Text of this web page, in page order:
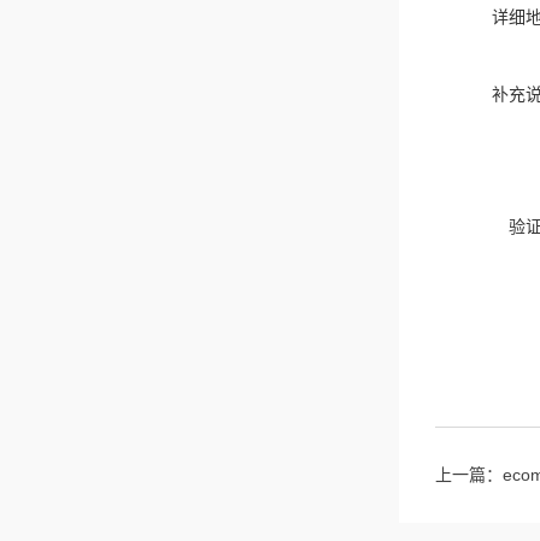
详细
补充
验
上一篇：